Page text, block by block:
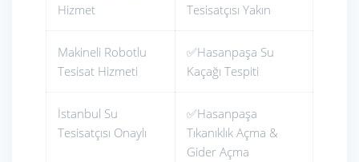
Hizmet
Tesisatçısı Yakın
Makineli Robotlu
Tesisat Hizmeti
✅Hasanpaşa Su
Kaçağı Tespiti
İstanbul Su
Tesisatçısı Onaylı
✅Hasanpaşa
Tıkanıklık Açma &
Gider Açma